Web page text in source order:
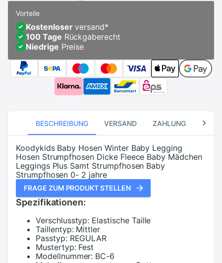
Vorteile
Kostenloserversand*
100 Tage Rückgaberecht
Niedrige Preise
BESCHREIBUNG VERSAND ZAHLUNG
Koodykids Baby Hosen Winter Baby Legging
Hosen Strumpfhosen Dicke Fleece Baby Mädchen
Leggings Plus Samt Strumpfhosen Baby
Strumpfhosen 0- 2 jahre
FRAGE ZUM PRODUKT STELLEN
Spezifikationen:
Verschlusstyp: Elastische Taille
Taillentyp: Mittler
Passtyp: REGULAR
Mustertyp: Fest
Modellnummer: BC-6